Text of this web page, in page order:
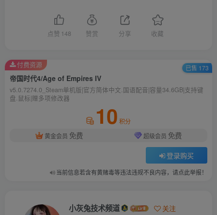
点赞 148 赞赏 分享 收藏
帝国时代4/Age of Empires IV
v5.0.7274.0_Steam单机版|官方简体中文.国语配音|容量34.6GB|支持键
盘.鼠标|赠多项修改器
10 积分
黄金会员 免费 超级会员 免费
登录购买
当前信息若含有黄赌毒等违法违规不良内容，请点此举报！
付费资源 已售 173
小灰兔技术频道 关注